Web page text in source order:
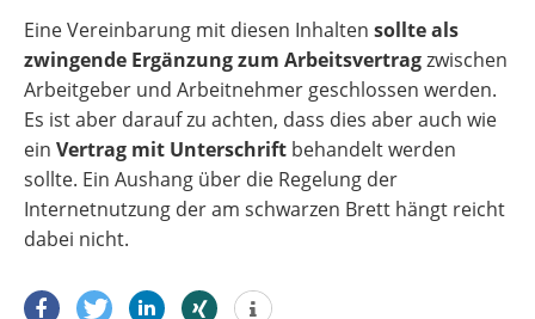
Eine Vereinbarung mit diesen Inhalten sollte als
zwingende Ergänzung zum Arbeitsvertragzwischen
Arbeitgeber und Arbeitnehmer geschlossen werden.
Es ist aber darauf zu achten, dass dies aber auch wie
ein Vertrag mit Unterschrift behandelt werden
sollte. Ein Aushang über die Regelung der
Internetnutzung der am schwarzen Brett hängt reicht
dabei nicht.